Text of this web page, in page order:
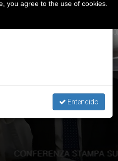
se negocie en el caso de
Entendido
you agree to the use of cookies.